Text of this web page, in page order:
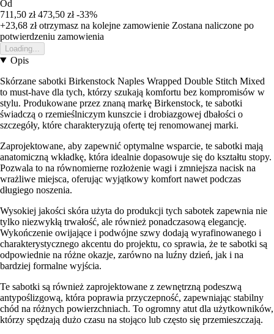
Od
711,50 zł 473,50 zł -33%
+23,68 złotrzymasz na kolejne zamowienie Zostana naliczone po
potwierdzeniu zamowienia
Loading...
Opis
Skórzane sabotki Birkenstock Naples Wrapped Double Stitch Mixed
to must-have dla tych, którzy szukają komfortu bez kompromisów w
stylu. Produkowane przez znaną markę Birkenstock, te sabotki
świadczą o rzemieślniczym kunszcie i drobiazgowej dbałości o
szczegóły, które charakteryzują ofertę tej renomowanej marki.
Zaprojektowane, aby zapewnić optymalne wsparcie, te sabotki mają
anatomiczną wkładkę, która idealnie dopasowuje się do kształtu stopy.
Pozwala to na równomierne rozłożenie wagi i zmniejsza nacisk na
wrażliwe miejsca, oferując wyjątkowy komfort nawet podczas
długiego noszenia.
Wysokiej jakości skóra użyta do produkcji tych sabotek zapewnia nie
tylko niezwykłą trwałość, ale również ponadczasową elegancję.
Wykończenie owijające i podwójne szwy dodają wyrafinowanego i
charakterystycznego akcentu do projektu, co sprawia, że te sabotki są
odpowiednie na różne okazje, zarówno na luźny dzień, jak i na
bardziej formalne wyjścia.
Te sabotki są również zaprojektowane z zewnętrzną podeszwą
antypoślizgową, która poprawia przyczepność, zapewniając stabilny
chód na różnych powierzchniach. To ogromny atut dla użytkowników,
którzy spędzają dużo czasu na stojąco lub często się przemieszczają.